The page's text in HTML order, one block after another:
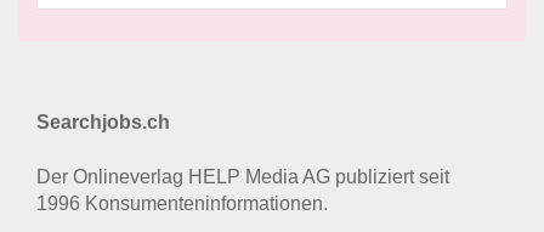
Searchjobs.ch
Der Onlineverlag HELP Media AG publiziert seit
1996 Konsumenten­informationen.